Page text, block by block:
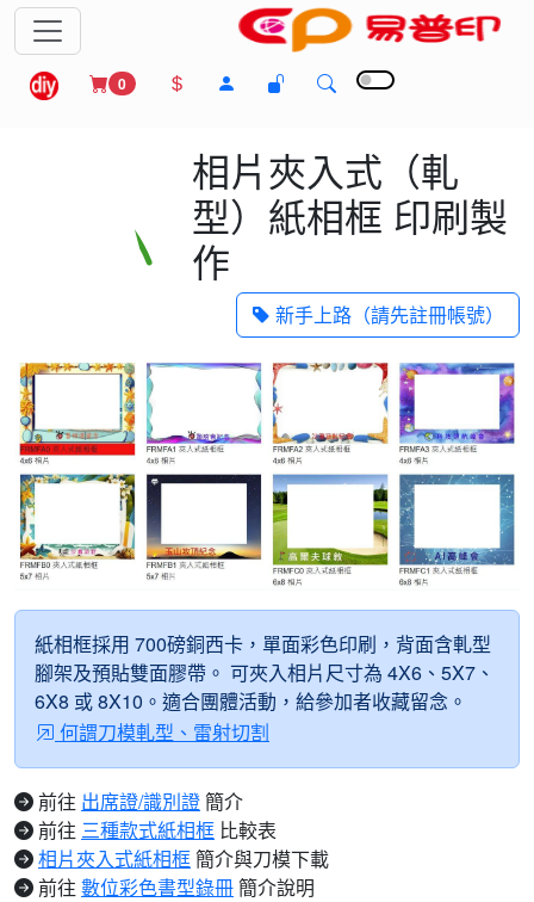
0
相片夾入式（軋
型）紙相框 印刷製
作
新手上路（請先註冊帳號）
紙相框採用 700磅銅西卡，單面彩色印刷，背面含軋型
腳架及預貼雙面膠帶。 可夾入相片尺寸為 4X6、5X7、
6X8 或 8X10。適合團體活動，給參加者收藏留念。
何謂刀模軋型、雷射切割
前往 出席證/識別證簡介
前往 三種款式紙相框 比較表
相片夾入式紙相框簡介與刀模下載
前往 數位彩色書型錄冊簡介說明